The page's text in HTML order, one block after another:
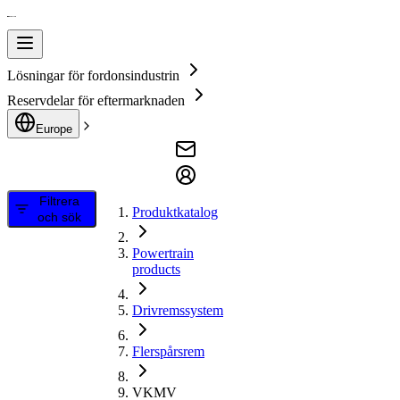
Lösningar för fordonsindustrin
Reservdelar för eftermarknaden
Europe
Filtrera
och sök
Produktkatalog
Powertrain
products
Drivremssystem
Flerspårsrem
VKMV